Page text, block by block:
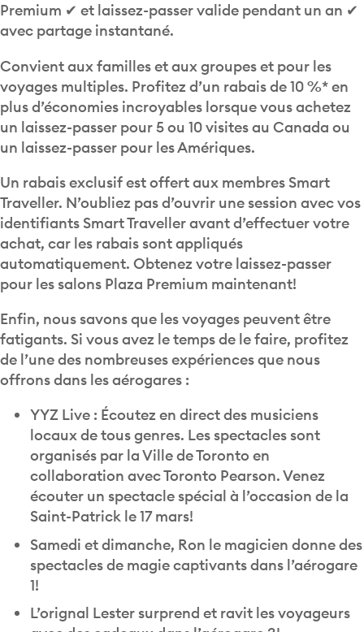
avec partage instantané.
voyages multiples. Profitez d’un rabais de 10 %* en
plus d’économies incroyables lorsque vous achetez
un laissez-passer pour 5 ou 10 visites au Canada ou
un laissez-passer pour les Amériques.
Traveller. N’oubliez pas d’ouvrir une session avec vos
identifiants Smart Traveller avant d’effectuer votre
achat, car les rabais sont appliqués
automatiquement. Obtenez votre laissez-passer
pour les salons Plaza Premium maintenant!
fatigants. Si vous avez le temps de le faire, profitez
de l’une des nombreuses expériences que nous
offrons dans les aérogares :
locaux de tous genres. Les spectacles sont
organisés par la Ville de Toronto en
collaboration avec Toronto Pearson. Venez
écouter un spectacle spécial à l’occasion de la
Saint-Patrick le 17 mars!
Samedi et dimanche, Ron le magicien donne des
spectacles de magie captivants dans l’aérogare
1!
L’orignal Lester surprend et ravit les voyageurs
avec des cadeaux dans l’aérogare 3!